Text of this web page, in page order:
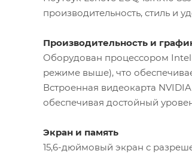
производительность, стиль и
Производительность и
Оборудован процессором Intel
режиме выше), что
Встроенная видеокарта
обеспечивая достойный
Экран и память
15,6-дюймовый экран с